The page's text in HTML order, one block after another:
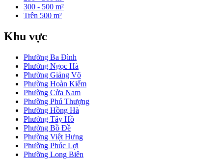
300 - 500 m²
Trên 500 m²
Khu vực
Phường Ba Đình
Phường Ngọc Hà
Phường Giảng Võ
Phường Hoàn Kiếm
Phường Cửa Nam
Phường Phú Thượng
Phường Hồng Hà
Phường Tây Hồ
Phường Bồ Đề
Phường Việt Hưng
Phường Phúc Lợi
Phường Long Biên